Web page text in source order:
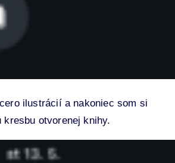
ilustrácií a nakoniec som si
kresbu otvorenej knihy.